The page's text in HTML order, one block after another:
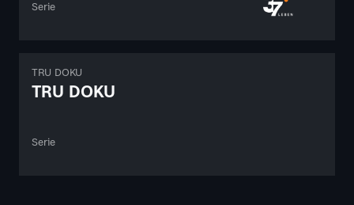
Serie
TRU DOKU
TRU DOKU
Serie